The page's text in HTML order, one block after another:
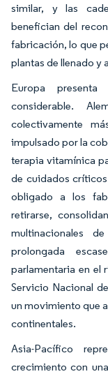
similar, y las
benefician del
fabricación, lo que
plantas de llenado y
Europa
considerable.
colectivamente
impulsado por la
terapia vitamínica
de cuidados
obligado a los
retirarse,
multinacionales
prolongada
parlamentaria en el
Servicio Nacional
un movimiento que
continentales.
Asia-Pacífico
crecimiento con